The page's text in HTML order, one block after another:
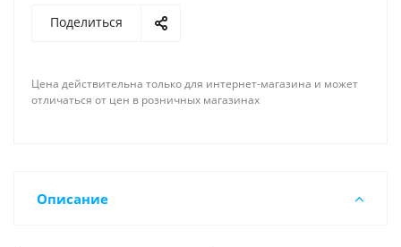
Поделиться
Цена действительна только для интернет-магазина и может
отличаться от цен в розничных магазинах
Описание